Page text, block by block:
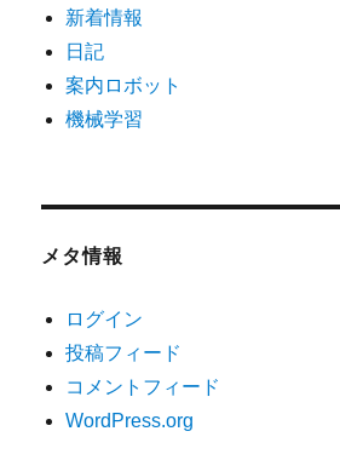
新着情報
日記
案内ロボット
機械学習
メタ情報
ログイン
投稿フィード
コメントフィード
WordPress.org